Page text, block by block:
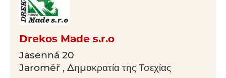
Drekos Made s.r.o
Jasenná 20
Jaroměř , Δημοκρατία της Τσεχίας